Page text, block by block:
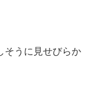
そうに見せびらか